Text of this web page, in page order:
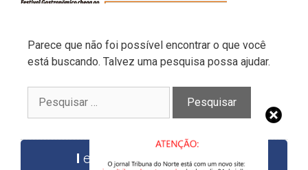
Parece que não foi possível encontrar o que você
está buscando. Talvez uma pesquisa possa ajudar.
por:
edições anteriores